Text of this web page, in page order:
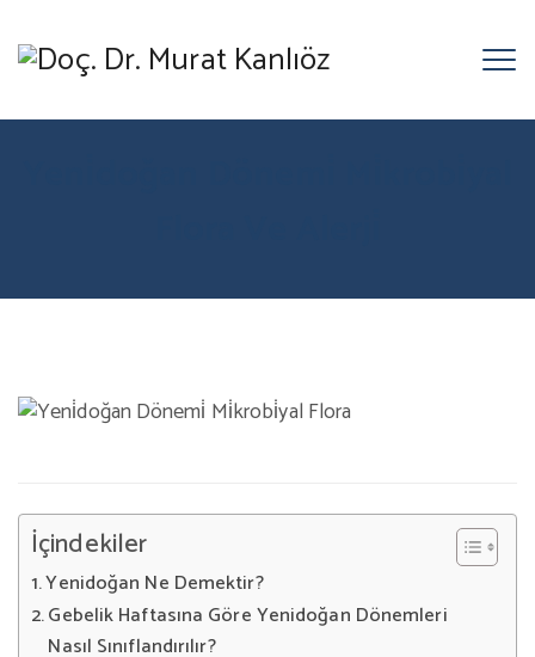
İçindekiler
Yenidoğan Ne Demektir?
Gebelik Haftasına Göre Yenidoğan Dönemleri
Nasıl Sınıflandırılır?